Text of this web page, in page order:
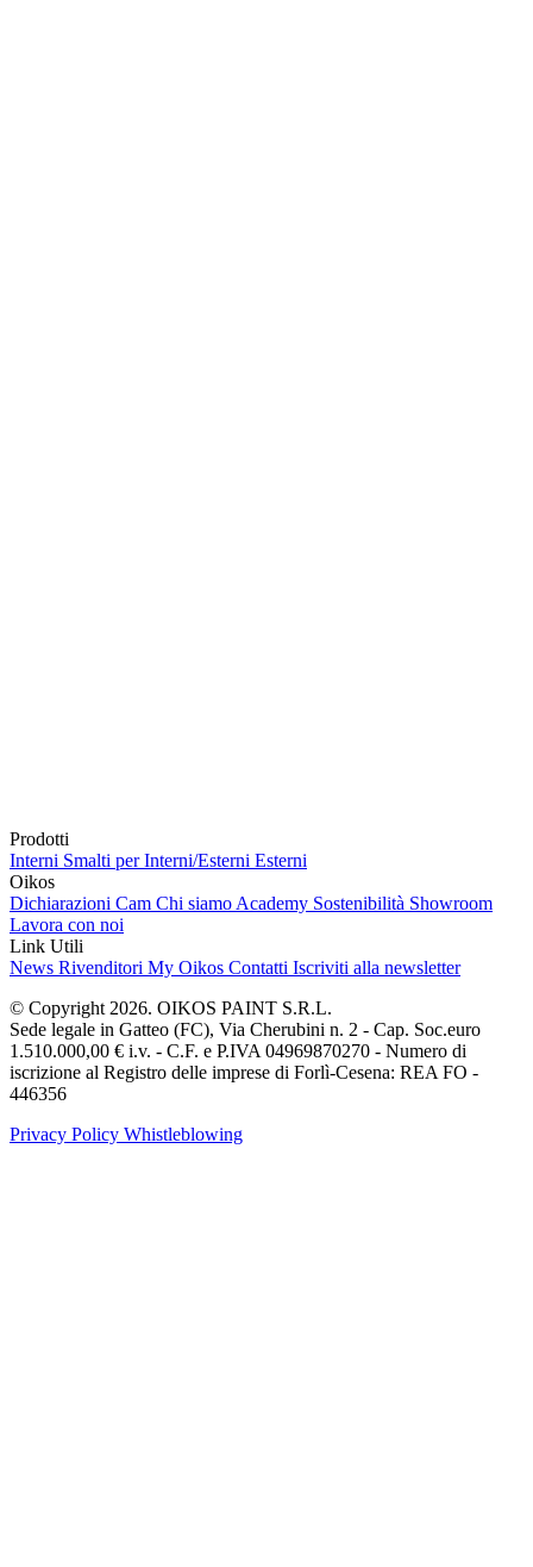
Prodotti
Interni Smalti per Interni/Esterni Esterni
Oikos
Dichiarazioni Cam Chi siamo Academy Sostenibilità Showroom
Lavora con noi
Link Utili
News Rivenditori My Oikos Contatti Iscriviti alla newsletter
© Copyright 2026. OIKOS PAINT S.R.L.
Sede legale in Gatteo (FC), Via Cherubini n. 2 - Cap. Soc.euro
1.510.000,00 € i.v. - C.F. e P.IVA 04969870270 - Numero di
iscrizione al Registro delle imprese di Forlì-Cesena: REA FO -
446356
Privacy Policy Whistleblowing